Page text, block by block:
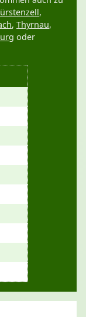
,
, Thyrnau,
oder